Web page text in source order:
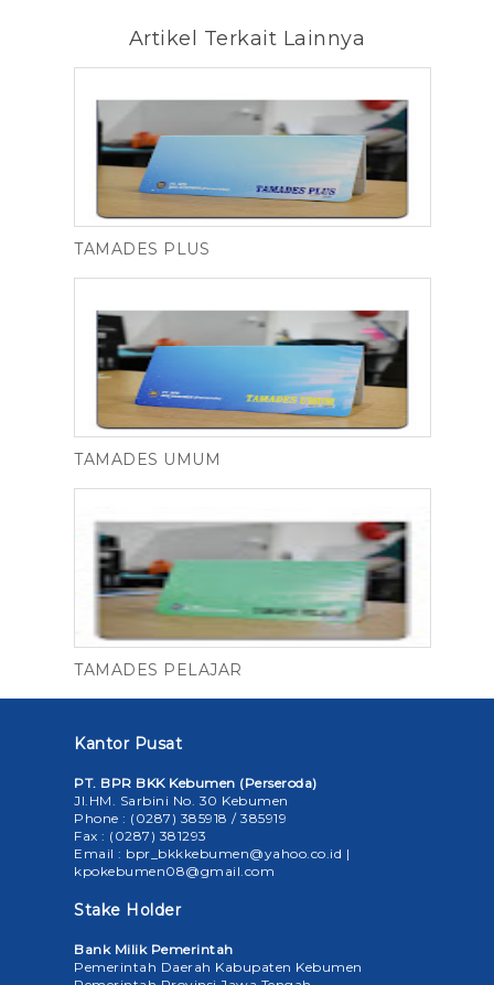
Artikel Terkait Lainnya
TAMADES PLUS
TAMADES UMUM
TAMADES PELAJAR
Kantor Pusat
PT. BPR BKK Kebumen (Perseroda)
Jl.HM. Sarbini No. 30 Kebumen
Phone : (0287) 385918 / 385919
Fax : (0287) 381293
Email : bpr_bkkkebumen@yahoo.co.id |
kpokebumen08@gmail.com
Stake Holder
Bank Milik Pemerintah
Pemerintah Daerah Kabupaten Kebumen